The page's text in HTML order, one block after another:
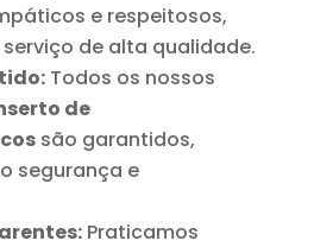
e respeitosos,
de alta qualidade.
Todos os nossos
de
são garantidos,
segurança e
Praticamos